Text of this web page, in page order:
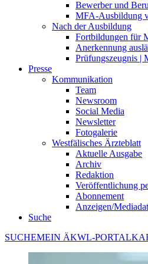
Bewerber und
MFA-Ausbildung
Nach der Ausbildung
Fortbildungen für
Anerkennung
Prüfungszeugnis |
Presse
Kommunikation
Team
Newsroom
Social Media
Newsletter
Fotogalerie
Westfälisches Ärzteblatt
Aktuelle Ausgabe
Archiv
Redaktion
Veröffentlichung
Abonnement
Anzeigen/
Suche
SUCHEMEIN ÄKWL-PORTAL